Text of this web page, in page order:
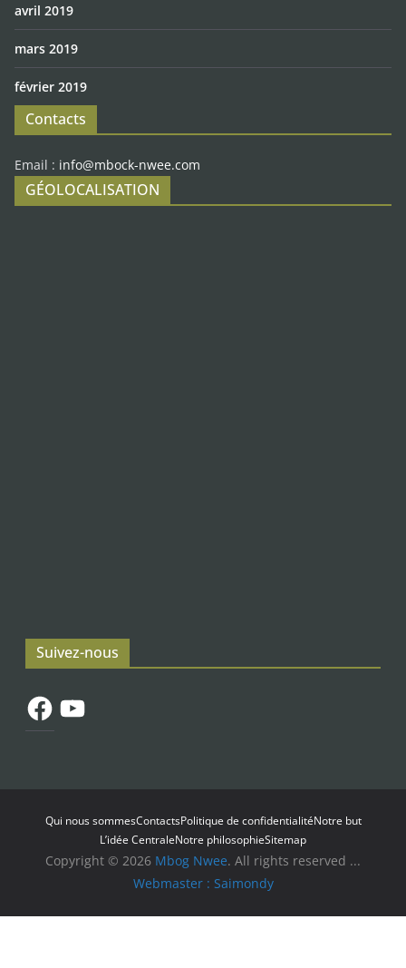
avril 2019
mars 2019
février 2019
Contacts
Email : info@mbock-nwee.com
GÉOLOCALISATION
Suivez-nous
FacebookYouTube
Qui nous sommesContactsPolitique de confidentialitéNotre but
L’idée CentraleNotre philosophieSitemap
Copyright © 2026 Mbog Nwee. All rights reserved ...
Webmaster : Saimondy